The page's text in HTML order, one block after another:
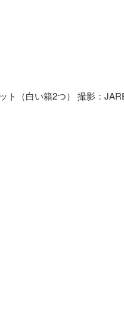
（白い箱2つ） 撮影：